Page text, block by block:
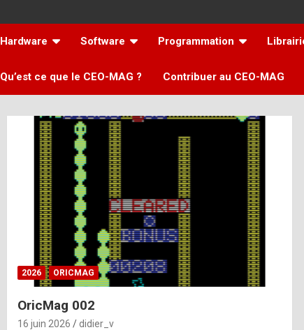
Hardware Software Programmation
Qu’est ce que le CEO-MAG ? Contribuer au CEO-MAG
2026 ORICMAG
OricMag 002
16 juin 2026 didier_v